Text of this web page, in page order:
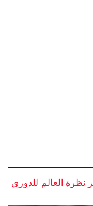
نظرة العالم للدوري